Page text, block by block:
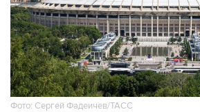
Фото: Сергей Фадеичев/ТАСС